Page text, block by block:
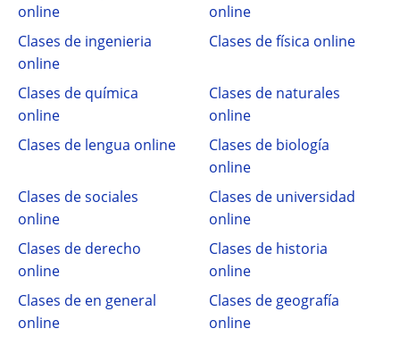
online
online
Clases de ingenieria
online
Clases de física online
Clases de química
online
Clases de naturales
online
Clases de lengua online
Clases de biología
online
Clases de sociales
online
Clases de universidad
online
Clases de derecho
online
Clases de historia
online
Clases de en general
online
Clases de geografía
online